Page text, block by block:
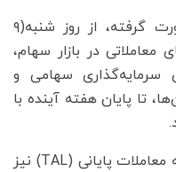
وی افزود: طبق برنامه‌ریزی‌های صورت گرفته، از روز شنبه(۹
معاملاتی در بازار سهام،
سرمایه‌گذاری سهامی و
تا پایان هفته آینده با
زمانی در پایان خاطرنشان کرد: مرحله معاملات پایانی (TAL) نیز